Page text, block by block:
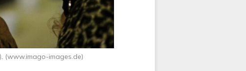
(www.imago-images.de)